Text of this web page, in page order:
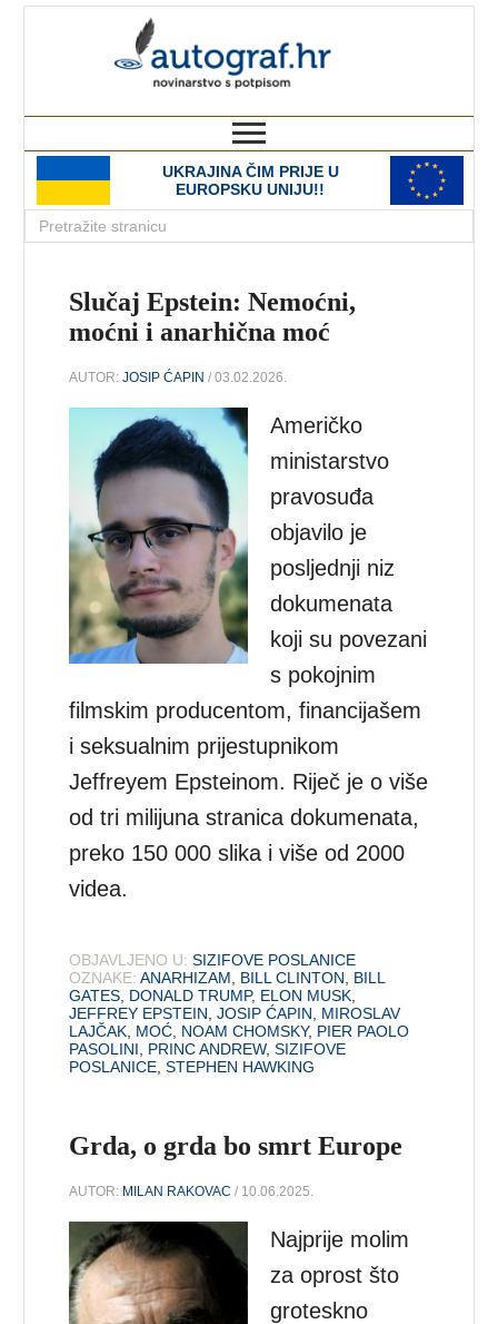
UKRAJINA ČIM PRIJE U
EUROPSKU UNIJU!!
Slučaj Epstein: Nemoćni,
moćni i anarhična moć
AUTOR:JOSIP ĆAPIN / 03.02.2026.
Američko
ministarstvo
pravosuđa
objavilo je
posljednji niz
dokumenata
koji su povezani
s pokojnim
filmskim producentom, financijašem
i seksualnim prijestupnikom
Jeffreyem Epsteinom. Riječ je o više
od tri milijuna stranica dokumenata,
preko 150 000 slika i više od 2000
videa.
OBJAVLJENO U: SIZIFOVE POSLANICE
OZNAKE: ANARHIZAM BILL CLINTON
BILL
GATES DONALD TRUMP, ELON MUSK
JEFFREY EPSTEIN ,JOSIP ĆAPIN
MIROSLAV
LAJČAK MOĆ NOAM CHOMSKY, PIER PAOLO
PASOLINI
PRINC ANDREW,SIZIFOVE
POSLANICE ,STEPHEN HAWKING
Grda, o grda bo smrt Europe
AUTOR: MILAN RAKOVAC / 10.06.2025.
Najprije molim
za oprost što
groteskno